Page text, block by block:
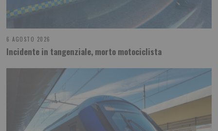
6 AGOSTO 2026
Incidente in tangenziale, morto motociclista